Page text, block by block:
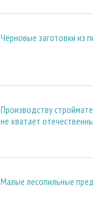
Черновые заготовки из
Производству
не хватает
Малые лесопильные